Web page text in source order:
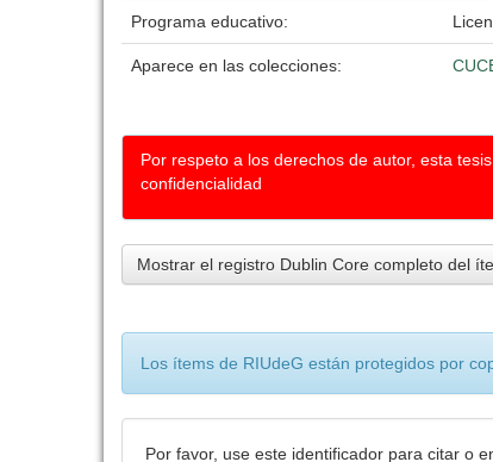
Programa educativo:
Aparece en las colecciones:
Por respeto a los derechos de autor, esta
confidencialidad
Mostrar el registro Dublin Core completo del
Los ítems de RIUdeG están protegidos por
Por favor, use este identificador para citar o